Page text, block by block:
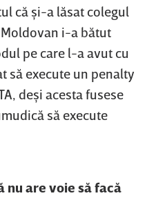
că şi-a lăsat colegul
i-a bătut
pe care l-a avut cu
să execute un penalty
deşi acesta fusese
să execute
nu are voie să facă